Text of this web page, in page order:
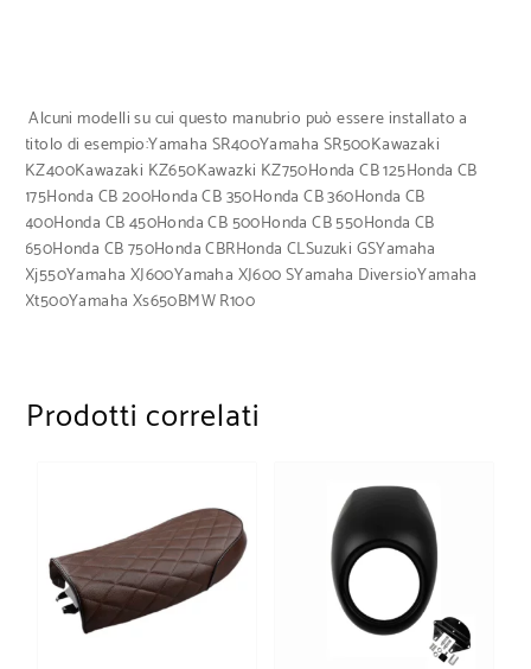
Alcuni modelli su cui questo manubrio può essere installato a
titolo di esempio:Yamaha SR400Yamaha SR500Kawazaki
KZ400Kawazaki KZ650Kawazki KZ750Honda CB 125Honda CB
175Honda CB 200Honda CB 350Honda CB 360Honda CB
400Honda CB 450Honda CB 500Honda CB 550Honda CB
650Honda CB 750Honda CBRHonda CLSuzuki GSYamaha
Xj550Yamaha XJ600Yamaha XJ600 SYamaha DiversioYamaha
Xt500Yamaha Xs650BMW R100
Prodotti correlati